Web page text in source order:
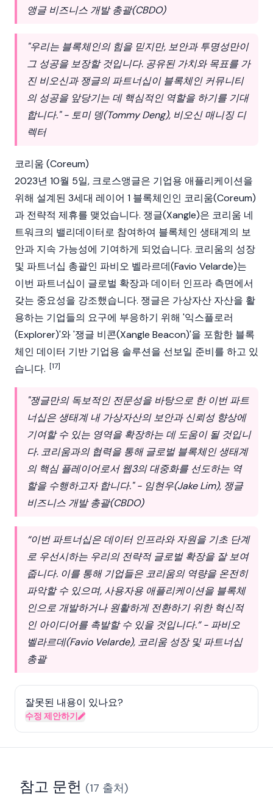
앵글 비즈니스 개발 총괄(CBDO)
"우리는 블록체인의 힘을 믿지만, 보안과 투명성만이
그 성공을 보장할 것입니다. 공유된 가치와 목표를 가
진 비오신과 쟁글의 파트너십이 블록체인 커뮤니티
의 성공을 앞당기는 데 핵심적인 역할을 하기를 기대
합니다." - 토미 뎅(Tommy Deng), 비오신 매니징 디
렉터
코리움 (Coreum)
2023년 10월 5일, 크로스앵글은 기업용 애플리케이션을
위해 설계된 3세대 레이어 1 블록체인인 코리움(Coreum)
과 전략적 제휴를 맺었습니다. 쟁글(Xangle)은 코리움 네
트워크의 밸리데이터로 참여하여 블록체인 생태계의 보
안과 지속 가능성에 기여하게 되었습니다. 코리움의 성장
및 파트너십 총괄인 파비오 벨라르데(Favio Velarde)는
이번 파트너십이 글로벌 확장과 데이터 인프라 측면에서
갖는 중요성을 강조했습니다. 쟁글은 가상자산 자산을 활
용하는 기업들의 요구에 부응하기 위해 '익스플로러
(Explorer)'와 '쟁글 비콘(Xangle Beacon)'을 포함한 블록
체인 데이터 기반 기업용 솔루션을 선보일 준비를 하고 있
습니다. [17]
"쟁글만의 독보적인 전문성을 바탕으로 한 이번 파트
너십은 생태계 내 가상자산의 보안과 신뢰성 향상에
기여할 수 있는 영역을 확장하는 데 도움이 될 것입니
다. 코리움과의 협력을 통해 글로벌 블록체인 생태계
의 핵심 플레이어로서 웹3의 대중화를 선도하는 역
할을 수행하고자 합니다." - 임현우(Jake Lim), 쟁글
비즈니스 개발 총괄(CBDO)
“이번 파트너십은 데이터 인프라와 자원을 기초 단계
로 우선시하는 우리의 전략적 글로벌 확장을 잘 보여
줍니다. 이를 통해 기업들은 코리움의 역량을 온전히
파악할 수 있으며, 사용자용 애플리케이션을 블록체
인으로 개발하거나 원활하게 전환하기 위한 혁신적
인 아이디어를 촉발할 수 있을 것입니다.” - 파비오
벨라르데(Favio Velarde), 코리움 성장 및 파트너십
총괄
잘못된 내용이 있나요?
수정 제안하기
참고 문헌 (17 출처)